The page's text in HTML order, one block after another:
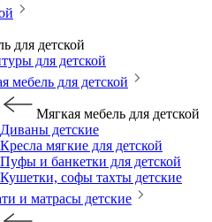
для детской
для детской
мебель для детской
Мягкая мебель для детской
Диваны детские
Кресла мягкие для детской
Пуфы и банкетки для детской
Кушетки, софы тахты детские
и матрасы детские